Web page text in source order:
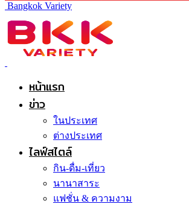
Bangkok Variety
หน้าแรก
ข่าว
ในประเทศ
ต่างประเทศ
ไลฟ์สไตล์
กิน-ดื่ม-เที่ยว
นานาสาระ
แฟชั่น & ความงาม